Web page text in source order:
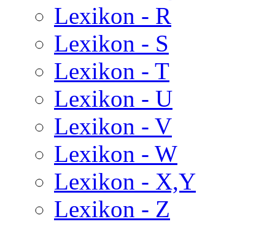
Lexikon - R
Lexikon - S
Lexikon - T
Lexikon - U
Lexikon - V
Lexikon - W
Lexikon - X,Y
Lexikon - Z